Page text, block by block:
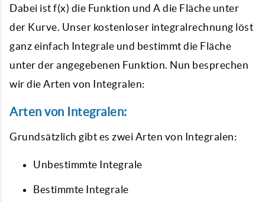
Dabei ist f(x) die Funktion und A die Fläche unter
der Kurve. Unser kostenloser integralrechnung löst
ganz einfach Integrale und bestimmt die Fläche
unter der angegebenen Funktion. Nun besprechen
wir die Arten von Integralen:
Arten von Integralen:
Grundsätzlich gibt es zwei Arten von Integralen:
Unbestimmte Integrale
Bestimmte Integrale